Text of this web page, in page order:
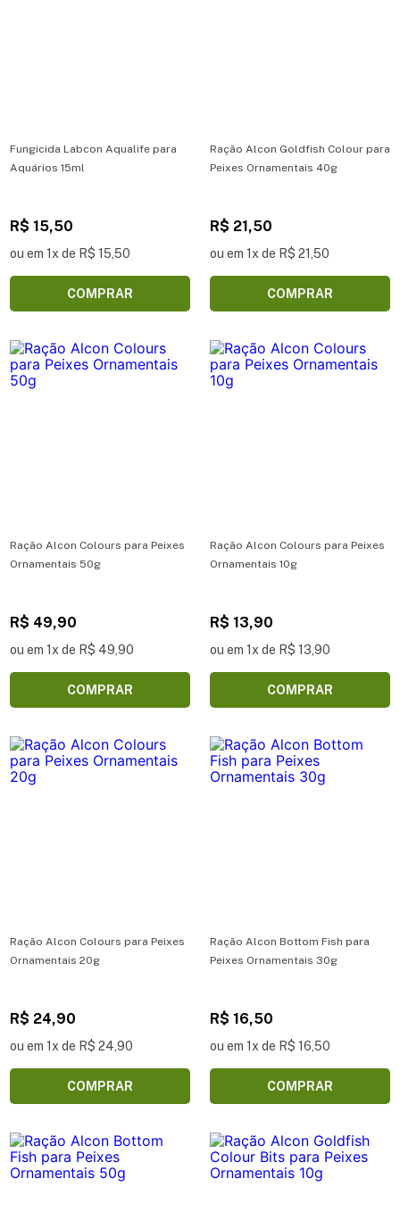
Fungicida Labcon Aqualife para
Aquários 15ml
R$ 15,50
ou em 1x de R$ 15,50
COMPRAR
Ração Alcon Goldfish Colour para
Peixes Ornamentais 40g
R$ 21,50
ou em 1x de R$ 21,50
COMPRAR
Ração Alcon Colours para Peixes
Ornamentais 50g
R$ 49,90
ou em 1x de R$ 49,90
COMPRAR
Ração Alcon Colours para Peixes
Ornamentais 10g
R$ 13,90
ou em 1x de R$ 13,90
COMPRAR
Ração Alcon Colours para Peixes
Ornamentais 20g
R$ 24,90
ou em 1x de R$ 24,90
COMPRAR
Ração Alcon Bottom Fish para
Peixes Ornamentais 30g
R$ 16,50
ou em 1x de R$ 16,50
COMPRAR